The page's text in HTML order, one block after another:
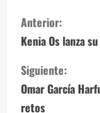
S
i
g
u
Anterior:
Kenia Os lanza
Siguiente:
Omar García
retos